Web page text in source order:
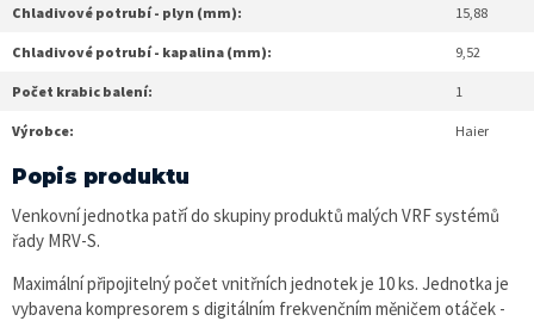
Chladivové potrubí - plyn (mm): 15,88
Chladivové potrubí - kapalina (mm): 9,52
Počet krabic balení: 1
Výrobce: Haier
Popis produktu
Venkovní jednotka patří do skupiny produktů malých VRF systémů
řady MRV-S.
Maximální připojitelný počet vnitřních jednotek je 10 ks. Jednotka je
vybavena kompresorem s digitálním frekvenčním měničem otáček -